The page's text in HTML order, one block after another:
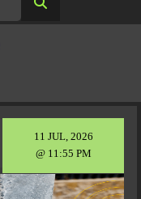
for:
11 JUL, 2026
@ 11:55 PM